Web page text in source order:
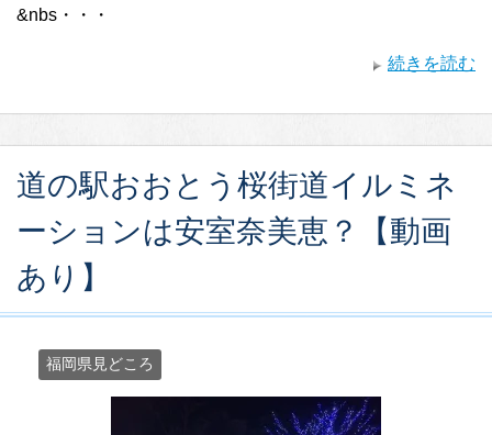
&nbs・・・
続きを読む
道の駅おおとう桜街道イルミネ
ーションは安室奈美恵？【動画
あり】
福岡県見どころ